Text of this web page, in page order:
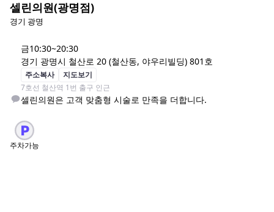
셀린의원(광명점)
경기 광명
금10:30~20:30
경기 광명시 철산로 20 (철산동, 야우리빌딩) 801호
주소복사
지도보기
7호선 철산역 1번 출구 인근
셀린의원은 고객 맞춤형 시술로 만족을 더합니다.
주차가능